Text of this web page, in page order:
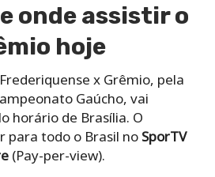
onde assistir o
hoje
x Grêmio, pela
Gaúcho, vai
horário de Brasília. O
para todo o Brasil no SporTV
(Pay-per-view).